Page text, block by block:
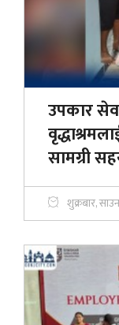
उपकार
सामग्री
शुक्रबार,